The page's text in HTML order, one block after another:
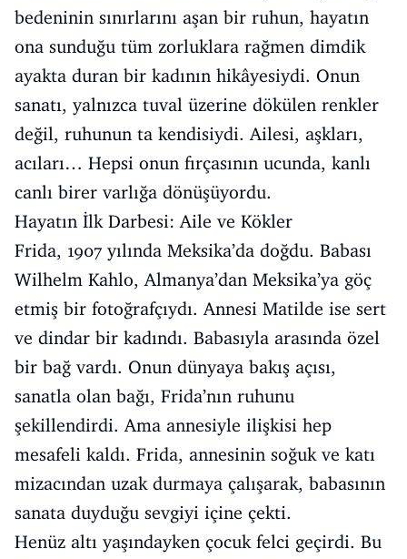
bedeninin sınırlarını aşan bir ruhun, hayatın
ona sunduğu tüm zorluklara rağmen dimdik
ayakta duran bir kadının hikâyesiydi. Onun
sanatı, yalnızca tuval üzerine dökülen renkler
değil, ruhunun ta kendisiydi. Ailesi, aşkları,
acıları… Hepsi onun fırçasının ucunda, kanlı
canlı birer varlığa dönüşüyordu.
Hayatın İlk Darbesi: Aile ve Kökler
Frida, 1907 yılında Meksika’da doğdu. Babası
Wilhelm Kahlo, Almanya’dan Meksika’ya göç
etmiş bir fotoğrafçıydı. Annesi Matilde ise sert
ve dindar bir kadındı. Babasıyla arasında özel
bir bağ vardı. Onun dünyaya bakış açısı,
sanatla olan bağı, Frida’nın ruhunu
şekillendirdi. Ama annesiyle ilişkisi hep
mesafeli kaldı. Frida, annesinin soğuk ve katı
mizacından uzak durmaya çalışarak, babasının
sanata duyduğu sevgiyi içine çekti.
Henüz altı yaşındayken çocuk felci geçirdi. Bu